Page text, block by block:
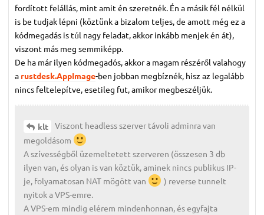
fordított felállás, mint amit én szeretnék. Én a másik fél nélkül
is be tudjak lépni (köztünk a bizalom teljes, de amott még ez a
kódmegadás is túl nagy feladat, akkor inkább menjek én át),
viszont más meg semmiképp.
De ha már ilyen kódmegadós, akkor a magam részéről valahogy
a rustdesk.AppImage-ben jobban megbíznék, hisz az legalább
nincs feltelepítve, esetileg fut, amikor megbeszéljük.
klt
Viszont headless szerver távoli adminra van
megoldásom
A szívességből üzemeltetett szerveren (összesen 3 db
ilyen van, és olyan is van köztük, aminek nincs publikus IP-
je, folyamatosan NAT mögött van
) reverse tunnelt
nyitok a VPS-emre.
A VPS-em mindig elérem mindenhonnan, és egyfajta